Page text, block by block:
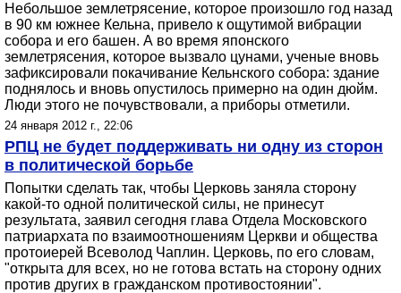
Небольшое землетрясение, которое произошло год назад
в 90 км южнее Кельна, привело к ощутимой вибрации
собора и его башен. А во время японского
землетрясения, которое вызвало цунами, ученые вновь
зафиксировали покачивание Кельнского собора: здание
поднялось и вновь опустилось примерно на один дюйм.
Люди этого не почувствовали, а приборы отметили.
24 января 2012 г., 22:06
РПЦ не будет поддерживать ни одну из сторон
в политической борьбе
Попытки сделать так, чтобы Церковь заняла сторону
какой-то одной политической силы, не принесут
результата, заявил сегодня глава Отдела Московского
патриархата по взаимоотношениям Церкви и общества
протоиерей Всеволод Чаплин. Церковь, по его словам,
"открыта для всех, но не готова встать на сторону одних
против других в гражданском противостоянии".